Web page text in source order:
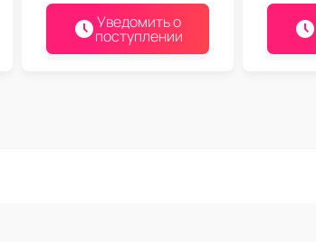
Уведомить о
поступлении